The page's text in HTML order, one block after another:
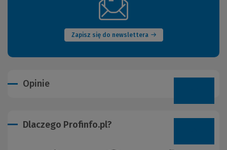
Zapisz się do newslettera
(Nowe
okno)
Opinie
Dlaczego Profinfo.pl?